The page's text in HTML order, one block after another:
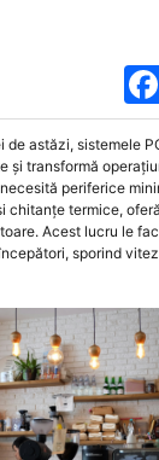
astăzi, sistemele
și transformă
periferice
chitanțe termice,
Acest lucru le
sporind